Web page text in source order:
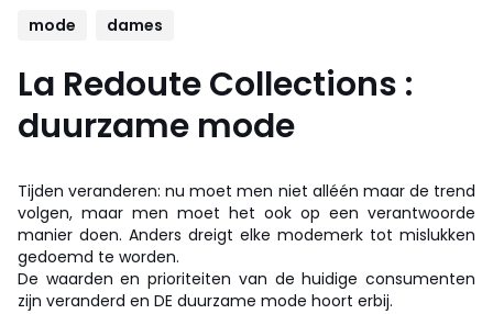
mode dames
La Redoute Collections :
duurzame mode
Tijden veranderen: nu moet men niet alléén maar de trend
volgen, maar men moet het ook op een verantwoorde
manier doen. Anders dreigt elke modemerk tot mislukken
gedoemd te worden.
De waarden en prioriteiten van de huidige consumenten
zijn veranderd en DE duurzame mode hoort erbij.